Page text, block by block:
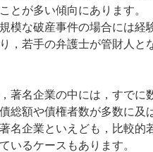
とが多い傾向にあります。
模な破産事件の場合には経
，若手の弁護士が管財人と
著名企業の中には，すでに
総額や債権者数が多数に及
名企業といえども，比較的
いるケースもあります。